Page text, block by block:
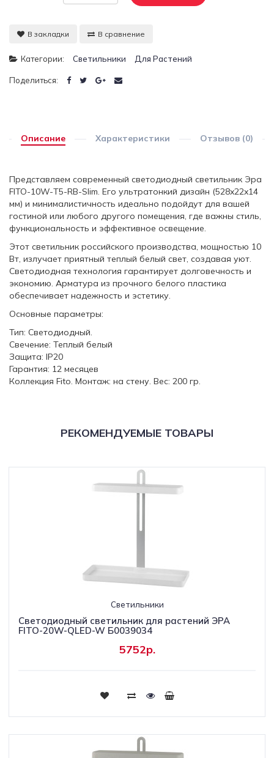
В закладки В сравнение
Категории: Светильники Для Растений
Поделиться:
Описание Характеристики Отзывов (0)
Представляем современный светодиодный светильник Эра
FITO-10W-Т5-RB-Slim. Его ультратонкий дизайн (528x22x14
мм) и минималистичность идеально подойдут для вашей
гостиной или любого другого помещения, где важны стиль,
функциональность и эффективное освещение.
Этот светильник российского производства, мощностью 10
Вт, излучает приятный теплый белый свет, создавая уют.
Светодиодная технология гарантирует долговечность и
экономию. Арматура из прочного белого пластика
обеспечивает надежность и эстетику.
Основные параметры:
Тип: Светодиодный.
Свечение: Теплый белый
Защита: IP20
Гарантия: 12 месяцев
Коллекция Fito. Монтаж: на стену. Вес: 200 гр.
РЕКОМЕНДУЕМЫЕ ТОВАРЫ
Светильники
Светодиодный светильник для растений ЭРА
FITO-20W-QLED-W Б0039034
5752р.